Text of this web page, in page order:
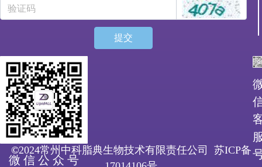
提交
微 信 公 众 号
©2024常州中科脂典生物技术有限责任公司 苏ICP备